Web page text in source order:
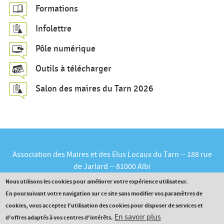
c
h
e
Formations
Infolettre
Pôle numérique
Outils à télécharger
Salon des maires du Tarn 2026
Association des Maires et des Elus Locaux du Tarn -- 188 rue
de Jarlard -- 81000 Albi
Tél :05.63.60.16.30-- Courriel :contact@maires81.asso.fr
Nous utilisons les cookies pour améliorer votre expérience utilisateur.
En poursuivant votre navigation sur ce site sans modifier vos paramètres de
cookies, vous acceptez l'utilisation des cookies pour disposer de services et
d'offres adaptés à vos centres d'intérêts. En savoir plus